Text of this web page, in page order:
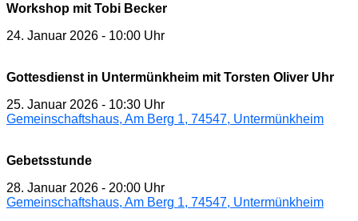
Workshop mit Tobi Becker
24. Januar 2026 - 10:00 Uhr
Gottesdienst in Untermünkheim mit Torsten Oliver Uhr
25. Januar 2026 - 10:30 Uhr
Gemeinschaftshaus, Am Berg 1, 74547, Untermünkheim
Gebetsstunde
28. Januar 2026 - 20:00 Uhr
Gemeinschaftshaus, Am Berg 1, 74547, Untermünkheim